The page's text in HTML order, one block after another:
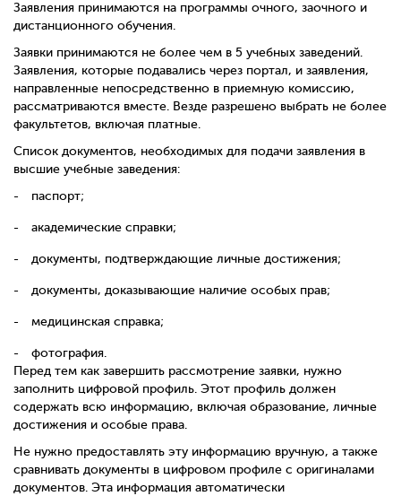
Заявления принимаются на программы очного, заочного и
дистанционного обучения.
Заявки принимаются не более чем в 5 учебных заведений.
Заявления, которые подавались через портал, и заявления,
направленные непосредственно в приемную комиссию,
рассматриваются вместе. Везде разрешено выбрать не более
факультетов, включая платные.
Список документов, необходимых для подачи заявления в
высшие учебные заведения:
паспорт;
академические справки;
документы, подтверждающие личные достижения;
документы, доказывающие наличие особых прав;
медицинская справка;
фотография.
Перед тем как завершить рассмотрение заявки, нужно
заполнить цифровой профиль. Этот профиль должен
содержать всю информацию, включая образование, личные
достижения и особые права.
Не нужно предоставлять эту информацию вручную, а также
сравнивать документы в цифровом профиле с оригиналами
документов. Эта информация автоматически